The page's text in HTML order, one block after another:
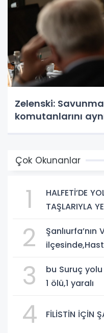
Zelenski:
komutanlarını
Çok Okunanlar
1
HALFETİ’DE
TAŞLARIYLA
2
Şanlıurfa’nın
3
bu Suruç
1 ölü,1 yaralı
4 FİLİSTİN İÇİN